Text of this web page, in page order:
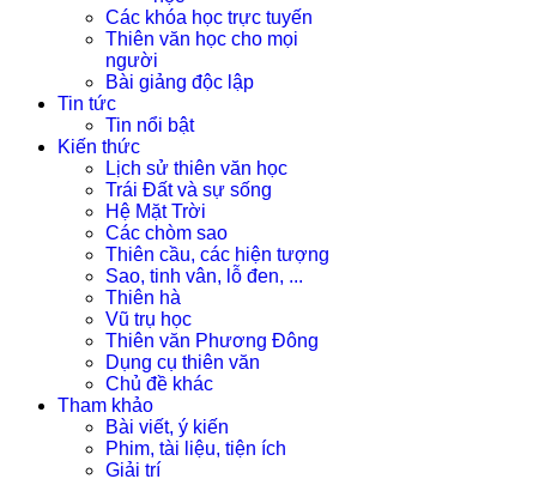
Các khóa học trực tuyến
Thiên văn học cho mọi
người
Bài giảng độc lập
Tin tức
Tin nổi bật
Kiến thức
Lịch sử thiên văn học
Trái Đất và sự sống
Hệ Mặt Trời
Các chòm sao
Thiên cầu, các hiện tượng
Sao, tinh vân, lỗ đen, ...
Thiên hà
Vũ trụ học
Thiên văn Phương Đông
Dụng cụ thiên văn
Chủ đề khác
Tham khảo
Bài viết, ý kiến
Phim, tài liệu, tiện ích
Giải trí